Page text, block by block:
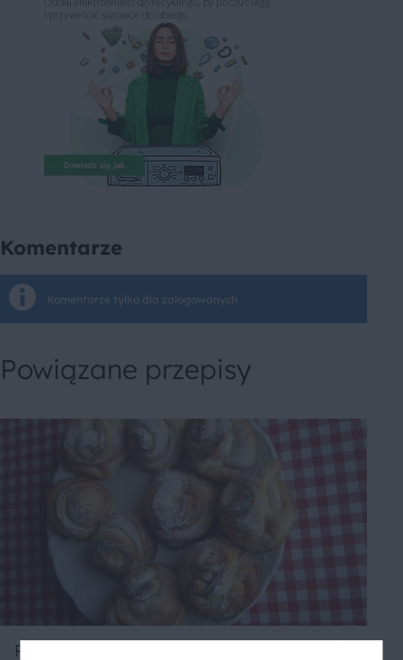
Komentarze
Komentarze tylko dla zalogowanych
Powiązane przepisy
Róże drożdżowe